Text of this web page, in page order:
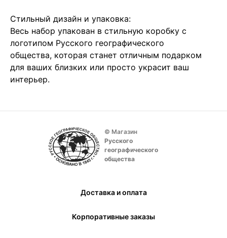
Стильный дизайн и упаковка:
Весь набор упакован в стильную коробку с
логотипом Русского географического
общества, которая станет отличным подарком
для ваших близких или просто украсит ваш
интерьер.
© Магазин
Русского
географического
общества
Доставка и оплата
Корпоративные заказы